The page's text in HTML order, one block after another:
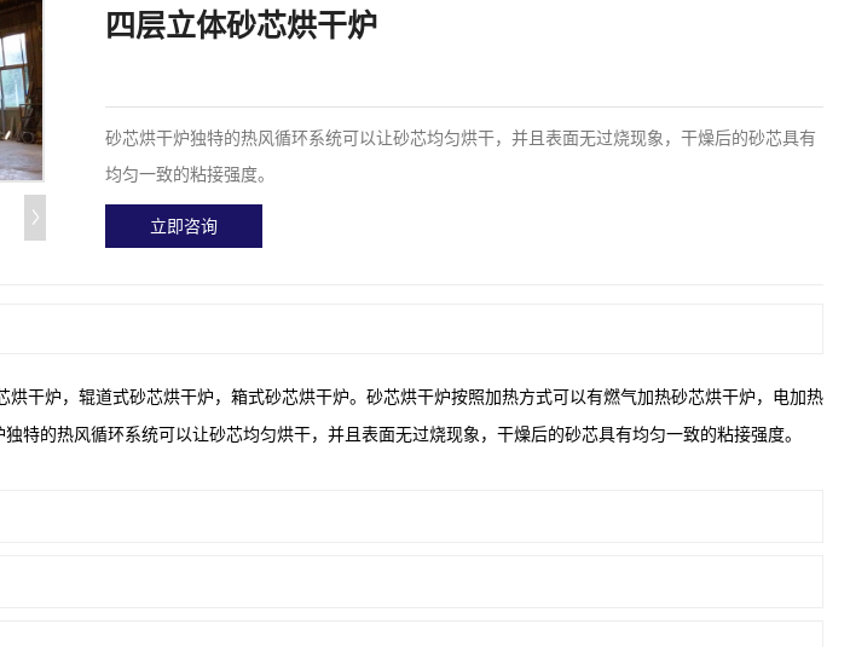
四层立体砂芯烘干炉
砂芯烘干炉独特的热风循环系统可以让砂芯均匀烘干，并且表面无过烧现象，干燥后的砂芯具有
均匀一致的粘接强度。
立即咨询
炉，辊道式砂芯烘干炉，箱式砂芯烘干炉。砂芯烘干炉按照加热方式可以有燃气加热砂芯烘干炉，电加热
特的热风循环系统可以让砂芯均匀烘干，并且表面无过烧现象，干燥后的砂芯具有均匀一致的粘接强度。